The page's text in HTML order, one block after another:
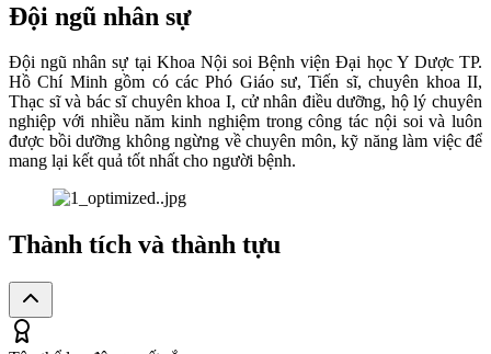
Đội ngũ nhân sự
Đội ngũ nhân sự tại Khoa Nội soi Bệnh viện Đại học Y Dược TP.
Hồ Chí Minh gồm có các Phó Giáo sư, Tiến sĩ, chuyên khoa II,
Thạc sĩ và bác sĩ chuyên khoa I, cử nhân điều dưỡng, hộ lý chuyên
nghiệp với nhiều năm kinh nghiệm trong công tác nội soi và luôn
được bồi dưỡng không ngừng về chuyên môn, kỹ năng làm việc để
mang lại kết quả tốt nhất cho người bệnh.
Thành tích và thành tựu